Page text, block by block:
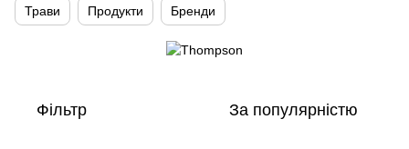
Трави Продукти Бренди
Фільтр За популярністю